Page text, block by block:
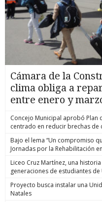
Cámara de la
clima obliga a
entre enero y
Concejo Municipal aprobó Plan
centrado en reducir brechas de
Bajo el lema “Un compromiso
Jornadas por la Rehabilitación
Liceo Cruz Martínez, una
generaciones de estudiantes de
Proyecto busca instalar una
Natales